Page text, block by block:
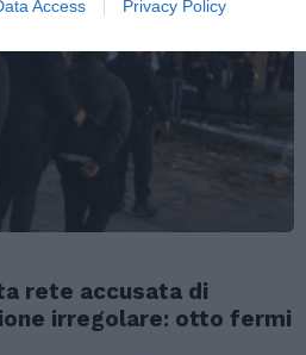
Access Privacy Policy
rete accusata di
irregolare: otto fermi